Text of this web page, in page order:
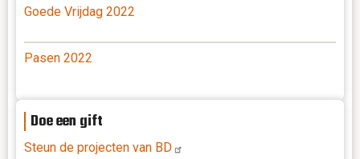
Goede Vrijdag 2022
Pasen 2022
Doe een gift
Steun de projecten van BD